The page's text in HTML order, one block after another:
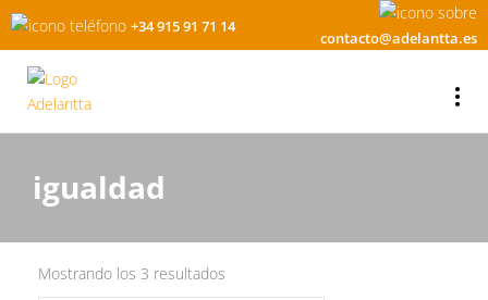
+34 915 91 71 14
contacto@adelantta.es
igualdad
Mostrando los 3 resultados